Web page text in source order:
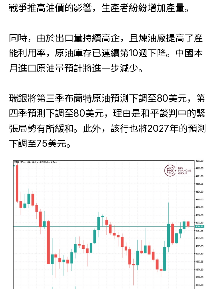
戰爭推高油價的影響，生產者紛紛增加產量。
同時，由於出口量持續高企，且煉油廠提高了產
能利用率，原油庫存已連續第10週下降。中國本
月進口原油量預計將進一步減少。
瑞銀將第三季布蘭特原油預測下調至80美元，第
四季預測下調至80美元，理由是和平談判中的緊
張局勢有所緩和。此外，該行也將2027年的預測
下調至75美元。